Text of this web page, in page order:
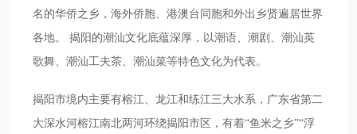
名的华侨之乡，海外侨胞、港澳台同胞和外出乡贤遍居世界
各地。 揭阳的潮汕文化底蕴深厚，以潮语、潮剧、潮汕英
歌舞、潮汕工夫茶、潮汕菜等特色文化为代表。
揭阳市境内主要有榕江、龙江和练江三大水系，广东省第二
大深水河榕江南北两河环绕揭阳市区，有着“鱼米之乡”“浮